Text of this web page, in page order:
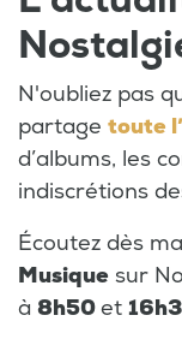
N'oubliez pas
partage toute
d’albums, les
indiscrétions
Écoutez dès
Musique sur
à 8h50et